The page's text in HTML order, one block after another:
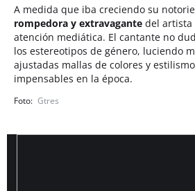
A medida que iba creciendo su
rompedora y extravagante del artista
atención mediática. El cantante no
los estereotipos de género, luciendo
ajustadas mallas de colores y
impensables en la época.
Gtres